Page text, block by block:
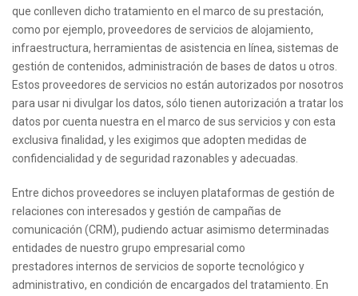
que conlleven dicho tratamiento en el marco de su prestación,
como por ejemplo, proveedores de servicios de alojamiento,
infraestructura, herramientas de asistencia en línea, sistemas de
gestión de contenidos, administración de bases de datos u otros.
Estos proveedores de servicios no están autorizados por nosotros
para usar ni divulgar los datos, sólo tienen autorización a tratar los
datos por cuenta nuestra en el marco de sus servicios y con esta
exclusiva finalidad, y les exigimos que adopten medidas de
confidencialidad y de seguridad razonables y adecuadas.
Entre dichos proveedores se incluyen plataformas de gestión de
relaciones con interesados y gestión de campañas de
comunicación (CRM), pudiendo actuar asimismo determinadas
entidades de nuestro grupo empresarial como
prestadores internos de servicios de soporte tecnológico y
administrativo, en condición de encargados del tratamiento. En